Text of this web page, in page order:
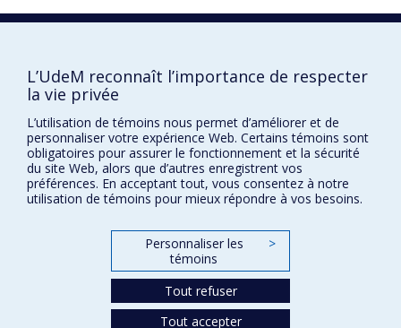
Proches aidants de personnes âgées
Soins aux personnes âgées et à leur famille
à domicile et en établissement de santé
Interventions psychoéducatives innovantes
pour les familles des personnes âgées
vulnérables
Pavillon Marguerite-d'Youville
2375, chemin de la Côte-Sainte-Catherine
Montréal (Québec) H3T 1A8
Lien Google Maps
Nous joindre
L’UdeM reconnaît l’importance de respecter
la vie privée
L’utilisation de témoins nous permet d’améliorer et de
personnaliser votre expérience Web. Certains témoins sont
obligatoires pour assurer le fonctionnement et la sécurité
du site Web, alors que d’autres enregistrent vos
préférences. En acceptant tout, vous consentez à notre
utilisation de témoins pour mieux répondre à vos besoins.
Personnaliser les
témoins
>
Tout refuser
Tout accepter